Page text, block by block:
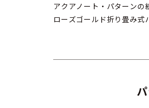
アクアノート・パターンの
ローズゴールド折り畳み式